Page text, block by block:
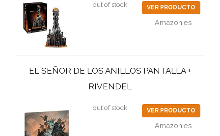
out of stock VER PRODUCTO
Amazon.es
EL SEÑOR DE LOS ANILLOS PANTALLA +
RIVENDEL
out of stock VER PRODUCTO
Amazon.es